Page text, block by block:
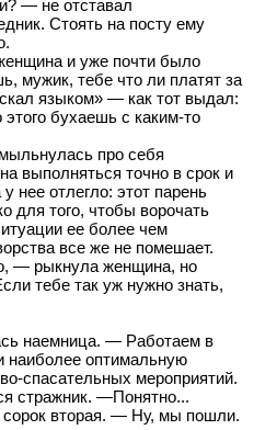
— не отставал
Стоять на посту ему
и уже почти было
мужик, тебе что ли платят за
языком» — как тот выдал:
бухаешь с каким-то
про себя
выполняться точно в срок и
нее отлегло: этот парень
для того, чтобы ворочать
ее более чем
все же не помешает.
— рыкнула женщина, но
тебе так уж нужно знать,
наемница. — Работаем в
наиболее оптимальную
спасательных мероприятий.
стражник. —Понятно...
вторая. — Ну, мы пошли.